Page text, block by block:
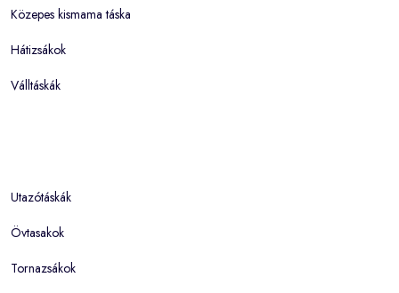
Közepes kismama táska
Hátizsákok
Válltáskák
Utazótáskák
Övtasakok
Tornazsákok